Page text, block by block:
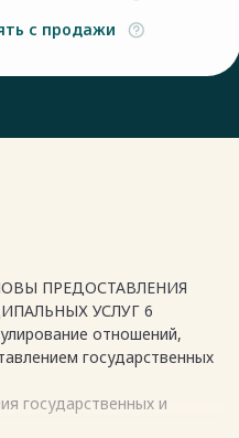
с продажи
ПРЕДОСТАВЛЕНИЯ
УСЛУГ 6
отношений,
государственных
государственных и